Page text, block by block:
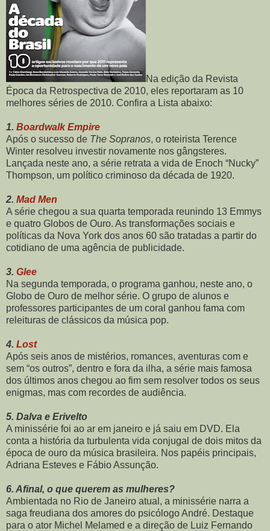
Na edição da Revista
Época da Retrospectiva de 2010, eles reportaram as 10
melhores séries de 2010. Confira a Lista abaixo:
1. Boardwalk Empire
Após o sucesso de The Sopranos, o roteirista Terence
Winter resolveu investir novamente nos gângsteres.
Lançada neste ano, a série retrata a vida de Enoch “Nucky”
Thompson, um político criminoso da década de 1920.
2. Mad Men
A série chegou a sua quarta temporada reunindo 13 Emmys
e quatro Globos de Ouro. As transformações sociais e
políticas da Nova York dos anos 60 são tratadas a partir do
cotidiano de uma agência de publicidade.
3. Glee
Na segunda temporada, o programa ganhou, neste ano, o
Globo de Ouro de melhor série. O grupo de alunos e
professores participantes de um coral ganhou fama com
releituras de clássicos da música pop.
4. Lost
Após seis anos de mistérios, romances, aventuras com e
sem “os outros”, dentro e fora da ilha, a série mais famosa
dos últimos anos chegou ao fim sem resolver todos os seus
enigmas, mas com recordes de audiência.
5. Dalva e Erivelto
A minissérie foi ao ar em janeiro e já saiu em DVD. Ela
conta a história da turbulenta vida conjugal de dois mitos da
época de ouro da música brasileira. Nos papéis principais,
Adriana Esteves e Fábio Assunção.
6. Afinal, o que querem as mulheres?
Ambientada no Rio de Janeiro atual, a minissérie narra a
saga freudiana dos amores do psicólogo André. Destaque
para o ator Michel Melamed e a direção de Luiz Fernando